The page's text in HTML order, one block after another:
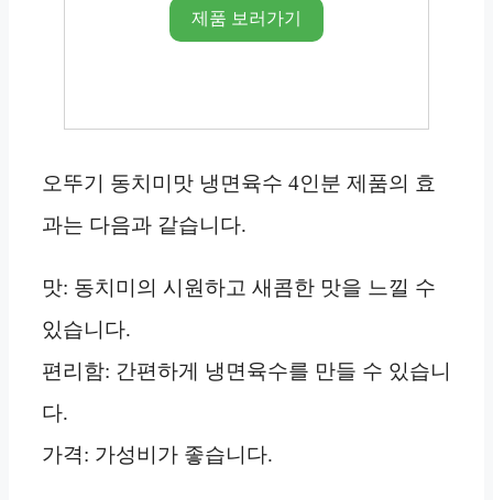
제품 보러가기
오뚜기 동치미맛 냉면육수 4인분 제품의 효
과는 다음과 같습니다.
맛: 동치미의 시원하고 새콤한 맛을 느낄 수
있습니다.
편리함: 간편하게 냉면육수를 만들 수 있습니
다.
가격: 가성비가 좋습니다.